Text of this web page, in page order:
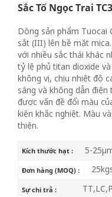
Sắc Tố Ngọc Trai
Dòng sản phẩm Tuocai
sắt (III) lên bề mặt
với nhiều sắc thái khác
tỷ lệ phủ titan dioxide
không vị, chịu nhiệt độ
sáng và không dẫn
được vấn đề đổi màu
kiện khắc nghiệt. Màu
thiện.
Kích thước hạt : 5-
Đơn hàng (MOQ) :
Sự chi trả :